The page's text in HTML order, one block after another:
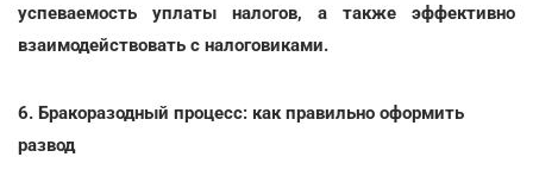
успеваемость уплаты налогов, а также эффективно
взаимодействовать с налоговиками.
6. Бракоразодный процесс: как правильно оформить
развод